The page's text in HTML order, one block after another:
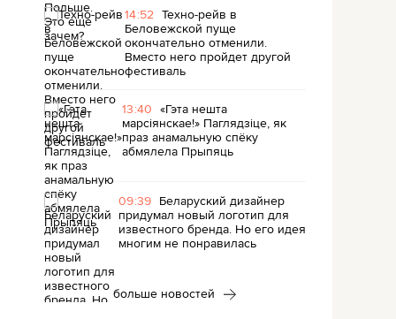
14:52 Техно-рейв в
Беловежской пуще
окончательно отменили.
Вместо него пройдет другой
фестиваль
13:40 «Гэта нешта
марсіянскае!» Паглядзіце, як
праз анамальную спёку
абмялела Прыпяць
09:39 Беларуский дизайнер
придумал новый логотип для
известного бренда. Но его идея
многим не понравилась
больше новостей